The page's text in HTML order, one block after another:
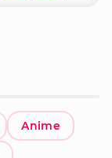
Anime